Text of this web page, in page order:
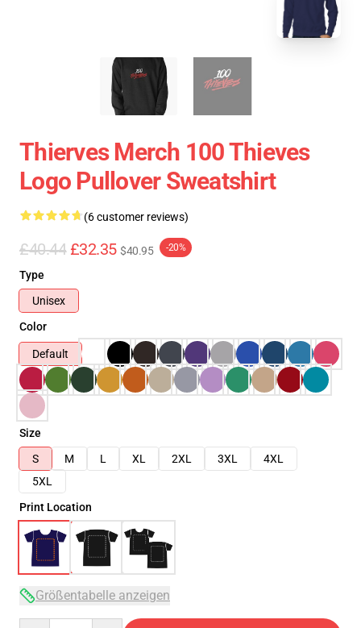
Thierves Merch 100 Thieves
Logo Pullover Sweatshirt
(6 customer reviews)
£40.44 £32.35 $40.95 -20%
Type
Unisex
Color
Default
Size
S
M L XL 2XL 3XL
4XL
5XL
Print Location
Größentabelle anzeigen